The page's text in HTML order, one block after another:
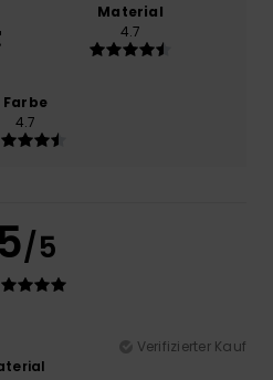
Material
4.7
Farbe
4.7
/5
Verifizierter Kauf